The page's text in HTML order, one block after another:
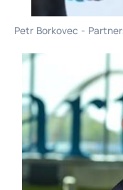
Petr Borkovec -